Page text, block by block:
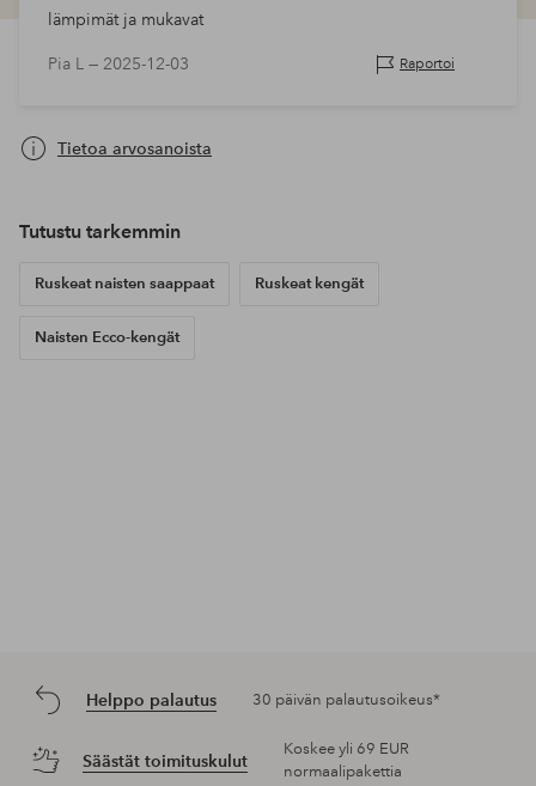
lämpimät ja mukavat
Pia L — 2025-12-03 Raportoi
Tietoa arvosanoista
Tutustu tarkemmin
Ruskeat naisten saappaat Ruskeat kengät
Naisten Ecco-kengät
Helppo palautus 30 päivän palautusoikeus*
Säästät toimituskulut
Koskee yli 69 EUR
normaalipakettia